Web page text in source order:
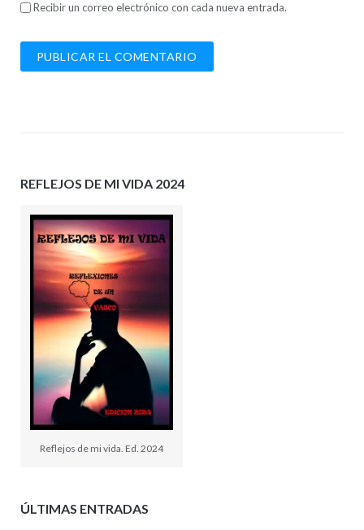
Recibir un correo electrónico con cada nueva entrada.
REFLEJOS DE MI VIDA 2024
Reflejos de mi vida. Ed. 2024
ÚLTIMAS ENTRADAS